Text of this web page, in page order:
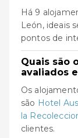
Há 9
León, ideais
pontos de
Quais são
avaliados
Os
são Hotel
la
clientes.